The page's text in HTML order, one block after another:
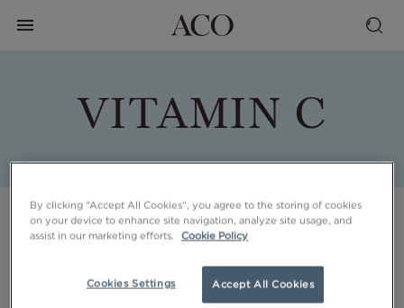
VITAMIN C
INCI: Ascorbic Acid, Sodium Ascorbyl Phosphate,
Ascorbyl Glucoside
Vitamin C, även kallad Askorbinsyra är en antioxidant
som bidrar till att skydda huden mot fria radikaler.
By clicking “Accept All Cookies”, you agree to the storing of cookies
on your device to enhance site navigation, analyze site usage, and
assist in our marketing efforts.
Cookie Policy
Cookies Settings Accept All Cookies